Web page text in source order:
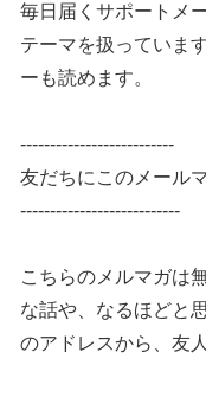
毎日届くサポートメ
テーマを扱っていま
ーも読めます。
--------------------------
友だちにこのメール
---------------------------
こちらのメルマガは
な話や、なるほどと
のアドレスから、友